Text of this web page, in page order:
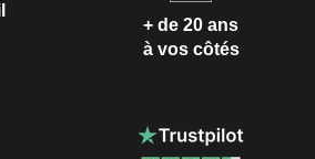
+ de 20 ans
à vos côtés